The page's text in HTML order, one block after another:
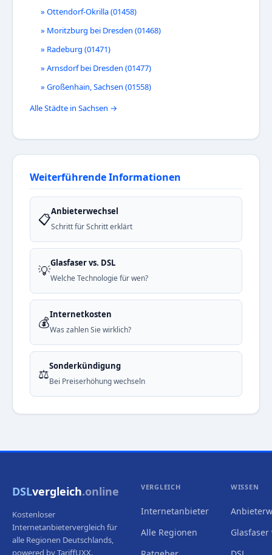
» Ottendorf-Okrilla (01458)
» Moritzburg bei Dresden (01468)
» Radeburg (01471)
» Arnsdorf bei Dresden (01477)
» Großenhain, Sachsen (01558)
Alle Städte in Sachsen →
Weiterführende Informationen
📋Anbieterwechsel
Schritt für Schritt erklärt
💡Glasfaser vs. DSL
Welche Technologie für wen?
💰Internetkosten
Was zahlen Sie wirklich?
⚖️Sonderkündigung
Bei Preiserhöhung wechseln
DSLvergleich.online
Kostenloser
Internetanbietervergleich für
alle Regionen Deutschlands,
powered by TariffUXX.
VERGLEICH
Internetanbieter
Alle Regionen
WISSEN
Glasfaser